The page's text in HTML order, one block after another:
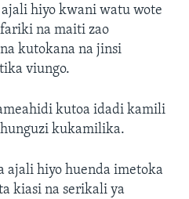
hiyo kwani watu wote
na maiti zao
kutokana na jinsi
viungo.
kutoa idadi kamili
kukamilika.
ajali hiyo huenda imetoka
kiasi na serikali ya